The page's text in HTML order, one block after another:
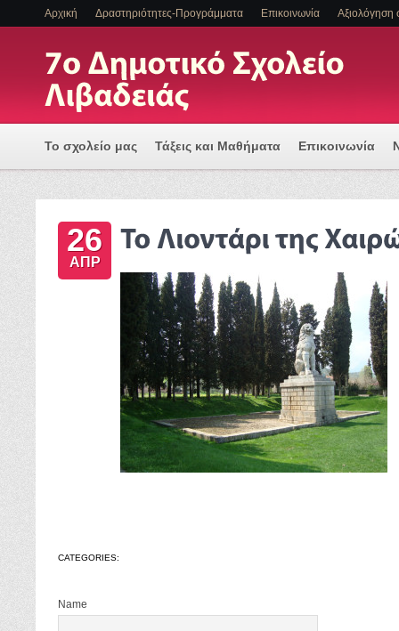
Αρχική Δραστηριότητες-Προγράμματα Επικοινωνία Αξιολόγηση
Το σχολείο μας Τάξεις και Μαθήματα Επικοινωνία
Πρόγραμμα Εισαγωγής Η/Υ για μια Ψηφιακά
ΕΝΤΑΞΗ ΜΑΘΗΤΩΝ ΜΕ ΑΝΑΠΗΡΙΑ Η/ΚΑΙ ΕΙΔΙΚΕΣ
26
ΑΠΡ
CATEGORIES:
Name